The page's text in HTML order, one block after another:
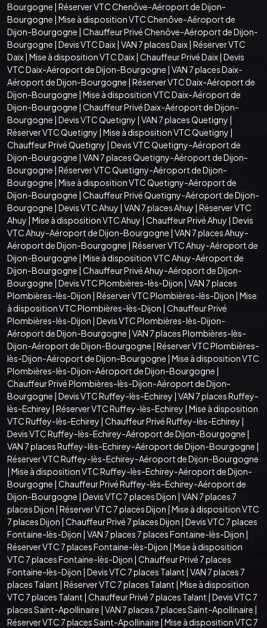
Bourgogne | Réserver VTC Chenôve-Aéroport de Dijon-
Bourgogne | Mise à disposition VTC Chenôve-Aéroport de
Dijon-Bourgogne | Chauffeur Privé Chenôve-Aéroport de Dijon-
Bourgogne | Devis VTC Daix| VAN 7 places Daix| Réserver VTC
Daix| Mise à disposition VTC Daix| Chauffeur Privé Daix| Devis
VTC Daix-Aéroport de Dijon-Bourgogne | VAN 7 places Daix-
Aéroport de Dijon-Bourgogne | Réserver VTC Daix-Aéroport de
Dijon-Bourgogne | Mise à disposition VTC Daix-Aéroport de
Dijon-Bourgogne | Chauffeur Privé Daix-Aéroport de Dijon-
Bourgogne | Devis VTC Quetigny | VAN 7 places Quetigny |
Réserver VTC Quetigny | Mise à disposition VTC Quetigny |
Chauffeur Privé Quetigny | Devis VTC Quetigny-Aéroport de
Dijon-Bourgogne | VAN 7 places Quetigny-Aéroport de Dijon-
Bourgogne | Réserver VTC Quetigny-Aéroport de Dijon-
Bourgogne | Mise à disposition VTC Quetigny-Aéroport de
Dijon-Bourgogne | Chauffeur Privé Quetigny-Aéroport de Dijon-
Bourgogne | Devis VTC Ahuy | VAN 7 places Ahuy | Réserver VTC
Ahuy | Mise à disposition VTC Ahuy | Chauffeur Privé Ahuy | Devis
VTC Ahuy-Aéroport de Dijon-Bourgogne | VAN 7 places Ahuy-
Aéroport de Dijon-Bourgogne | Réserver VTC Ahuy-Aéroport de
Dijon-Bourgogne | Mise à disposition VTC Ahuy-Aéroport de
Dijon-Bourgogne | Chauffeur Privé Ahuy-Aéroport de Dijon-
Bourgogne | Devis VTC Plombières-lès-Dijon | VAN 7 places
Plombières-lès-Dijon | Réserver VTC Plombières-lès-Dijon | Mise
à disposition VTC Plombières-lès-Dijon | Chauffeur Privé
Plombières-lès-Dijon | Devis VTC Plombières-lès-Dijon-
Aéroport de Dijon-Bourgogne | VAN 7 places Plombières-lès-
Dijon-Aéroport de Dijon-Bourgogne | Réserver VTC Plombières-
lès-Dijon-Aéroport de Dijon-Bourgogne | Mise à disposition VTC
Plombières-lès-Dijon-Aéroport de Dijon-Bourgogne |
Chauffeur Privé Plombières-lès-Dijon-Aéroport de Dijon-
Bourgogne | Devis VTC Ruffey-lès-Echirey | VAN 7 places Ruffey-
lès-Echirey | Réserver VTC Ruffey-lès-Echirey | Mise à disposition
VTC Ruffey-lès-Echirey | Chauffeur Privé Ruffey-lès-Echirey |
Devis VTC Ruffey-lès-Echirey-Aéroport de Dijon-Bourgogne |
VAN 7 places Ruffey-lès-Echirey-Aéroport de Dijon-Bourgogne |
Réserver VTC Ruffey-lès-Echirey-Aéroport de Dijon-Bourgogne
| Mise à disposition VTC Ruffey-lès-Echirey-Aéroport de Dijon-
Bourgogne | Chauffeur Privé Ruffey-lès-Echirey-Aéroport de
Dijon-Bourgogne | Devis VTC 7 places Dijon | VAN 7 places 7
places Dijon | Réserver VTC 7 places Dijon | Mise à disposition VTC
7 places Dijon | Chauffeur Privé 7 places Dijon | Devis VTC 7 places
Fontaine-lès-Dijon | VAN 7 places 7 places Fontaine-lès-Dijon |
Réserver VTC 7 places Fontaine-lès-Dijon | Mise à disposition
VTC 7 places Fontaine-lès-Dijon | Chauffeur Privé 7 places
Fontaine-lès-Dijon | Devis VTC 7 places Talant | VAN 7 places 7
places Talant | Réserver VTC 7 places Talant | Mise à disposition
VTC 7 places Talant | Chauffeur Privé 7 places Talant | Devis VTC 7
places Saint-Apollinaire | VAN 7 places 7 places Saint-Apollinaire |
Réserver VTC 7 places Saint-Apollinaire | Mise à disposition VTC 7